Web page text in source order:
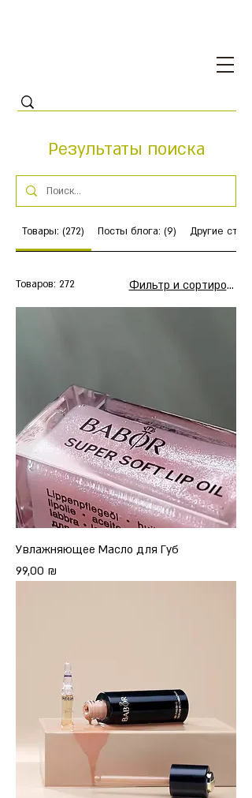
Результаты поиска
Товары: (272) Посты блога: (9) Другие
Товаров: 272 Фильтр и сортировка
Увлажняющее Масло для Губ
Цена
99,00 ₪